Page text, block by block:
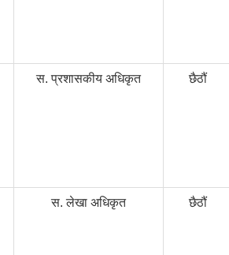
स. प्रशासकीय अधिकृत छैठौं
स. लेखा अधिकृत छैठौं